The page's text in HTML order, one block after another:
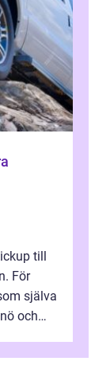
till
För
själva
och